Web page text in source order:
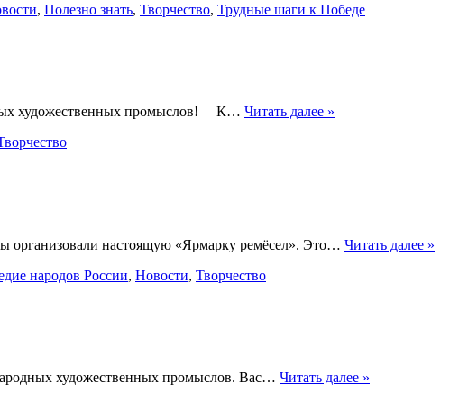
, Полезно знать, Творчество, Трудные шаги к Победе
художественных промыслов! К… Читать далее »
организовали настоящую «Ярмарку ремёсел». Это… Читать далее »
народов России, Новости, Творчество
художественных промыслов. Вас… Читать далее »